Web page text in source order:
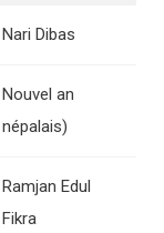
Nari Dibas
Nouvel an
népalais)
Ramjan Edul
Fikra